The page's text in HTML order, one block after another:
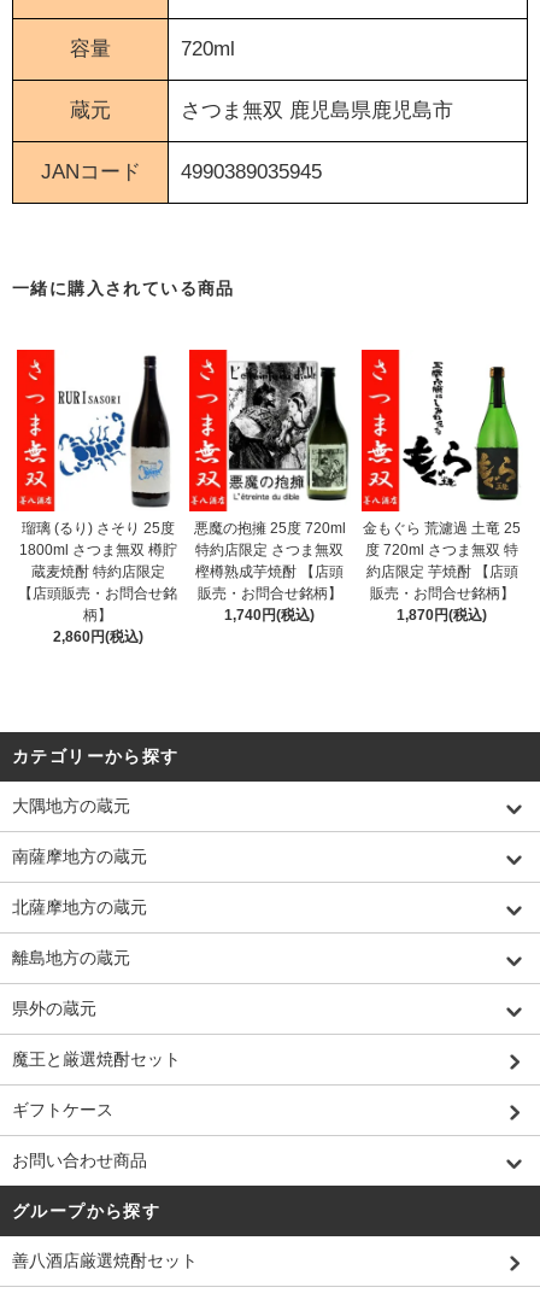
容量 720ml
蔵元 さつま無双 鹿児島県鹿児島市
JANコード 4990389035945
一緒に購入されている商品
瑠璃 (るり) さそり 25度
1800ml さつま無双 樽貯
蔵麦焼酎 特約店限定
【店頭販売・お問合せ銘
柄】
2,860円(税込)
悪魔の抱擁 25度 720ml
特約店限定 さつま無双
樫樽熟成芋焼酎 【店頭
販売・お問合せ銘柄】
1,740円(税込)
金もぐら 荒濾過 土竜 25
度 720ml さつま無双 特
約店限定 芋焼酎 【店頭
販売・お問合せ銘柄】
1,870円(税込)
カテゴリーから探す
大隅地方の蔵元
南薩摩地方の蔵元
北薩摩地方の蔵元
離島地方の蔵元
県外の蔵元
魔王と厳選焼酎セット
ギフトケース
お問い合わせ商品
グループから探す
善八酒店厳選焼酎セット